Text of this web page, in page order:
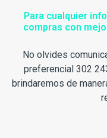
Para cualquier
compras con
No olvides
preferencial 302
brindaremos de